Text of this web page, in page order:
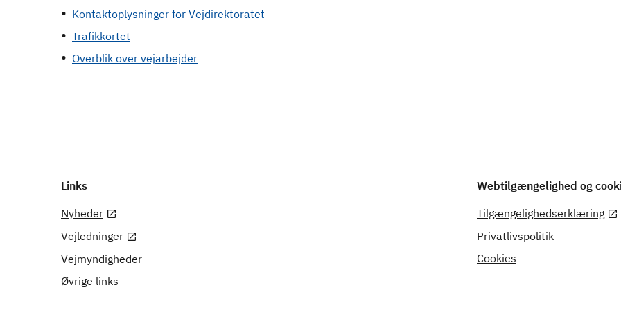
Kontaktoplysninger for Vejdirektoratet
Trafikkortet
Overblik over vejarbejder
Links
Nyheder
Vejledninger
Vejmyndigheder
Øvrige links
Webtilgængelighed og
Tilgængelighedserklæring
Privatlivspolitik
Cookies